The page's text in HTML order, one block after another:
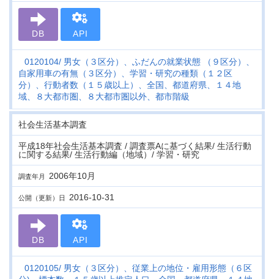
DB API
0120104 男女（３区分）、ふだんの就業状態 （９区分）、
自家用車の有無（３区分）、学習・研究の種類（１２区
分）、行動者数（１５歳以上）、全国、都道府県、１４地
域、８大都市圏、８大都市圏以外、都市階級
社会生活基本調査
平成18年社会生活基本調査 / 調査票Aに基づく結果/ 生活行動
に関する結果/ 生活行動編（地域）/ 学習・研究
調査年月 2006年10月
公開（更新）日 2016-10-31
DB API
0120105 男女（３区分）、従業上の地位・雇用形態（６区